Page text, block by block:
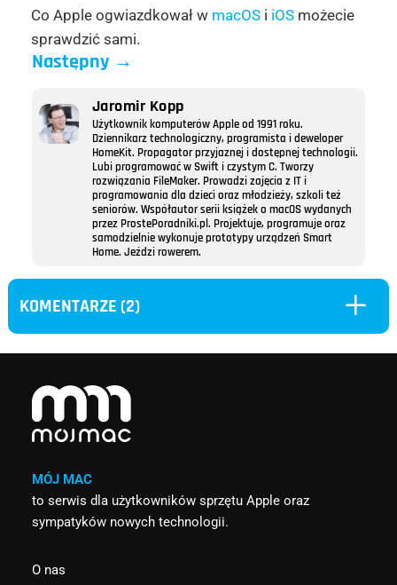
Co Apple ogwiazdkował w macOSi iOSmożecie
sprawdzić sami.
Następny→
Jaromir Kopp
Użytkownik komputerów Apple od 1991 roku.
Dziennikarz technologiczny, programista i deweloper
HomeKit. Propagator przyjaznej i dostępnej technologii.
Lubi programować w Swift i czystym C. Tworzy
rozwiązania FileMaker. Prowadzi zajęcia z IT i
programowania dla dzieci oraz młodzieży, szkoli też
seniorów. Współautor serii książek o macOS wydanych
przez ProstePoradniki.pl. Projektuje, programuje oraz
samodzielnie wykonuje prototypy urządzeń Smart
Home. Jeździ rowerem.
KOMENTARZE (2) L
MÓJ MAC
to serwis dla użytkowników sprzętu Apple oraz
sympatyków nowych technologii.
O nas